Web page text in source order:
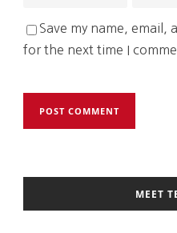
Save my name, email,
for the next time I
MEET